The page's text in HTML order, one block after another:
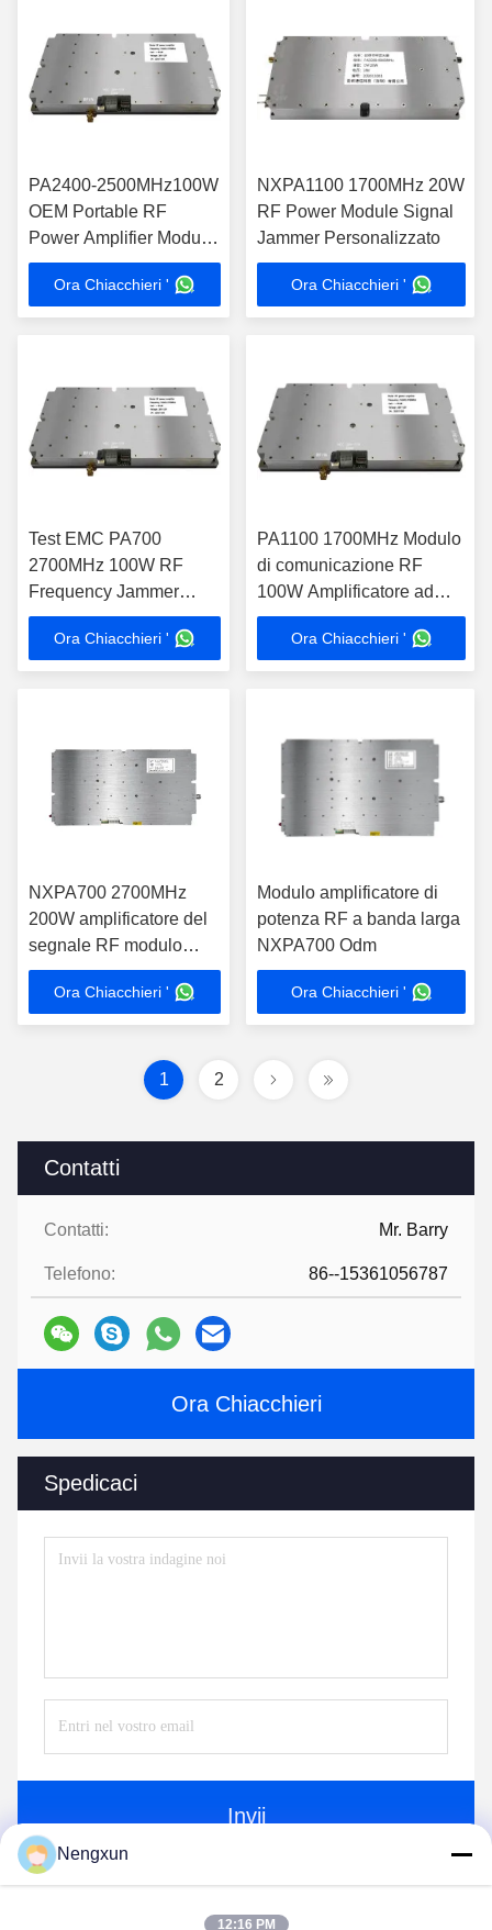
Contatti
Contatti: Mr. Barry
Telefono: 86--15361056787
Ora Chiacchieri
Spedicaci
Invii
PA2400-2500MHz100W
OEM Portable RF
Power Amplifier Module
Sistema anti-drone ad
alta potenza con
accessori
Ora Chiacchieri '
NXPA1100 1700MHz 20W
RF Power Module Signal
Jammer Personalizzato
Ora Chiacchieri '
Test EMC PA700
2700MHz 100W RF
Frequency Jammer
Modulo anti-drone
Ora Chiacchieri '
PA1100 1700MHz Modulo
di comunicazione RF
100W Amplificatore ad
alta potenza
Ora Chiacchieri '
NXPA700 2700MHz
200W amplificatore del
segnale RF modulo
UAV per radar
Ora Chiacchieri '
Modulo amplificatore di
potenza RF a banda larga
NXPA700 Odm
Ora Chiacchieri '
1 2
Nengxun
12:16 PM